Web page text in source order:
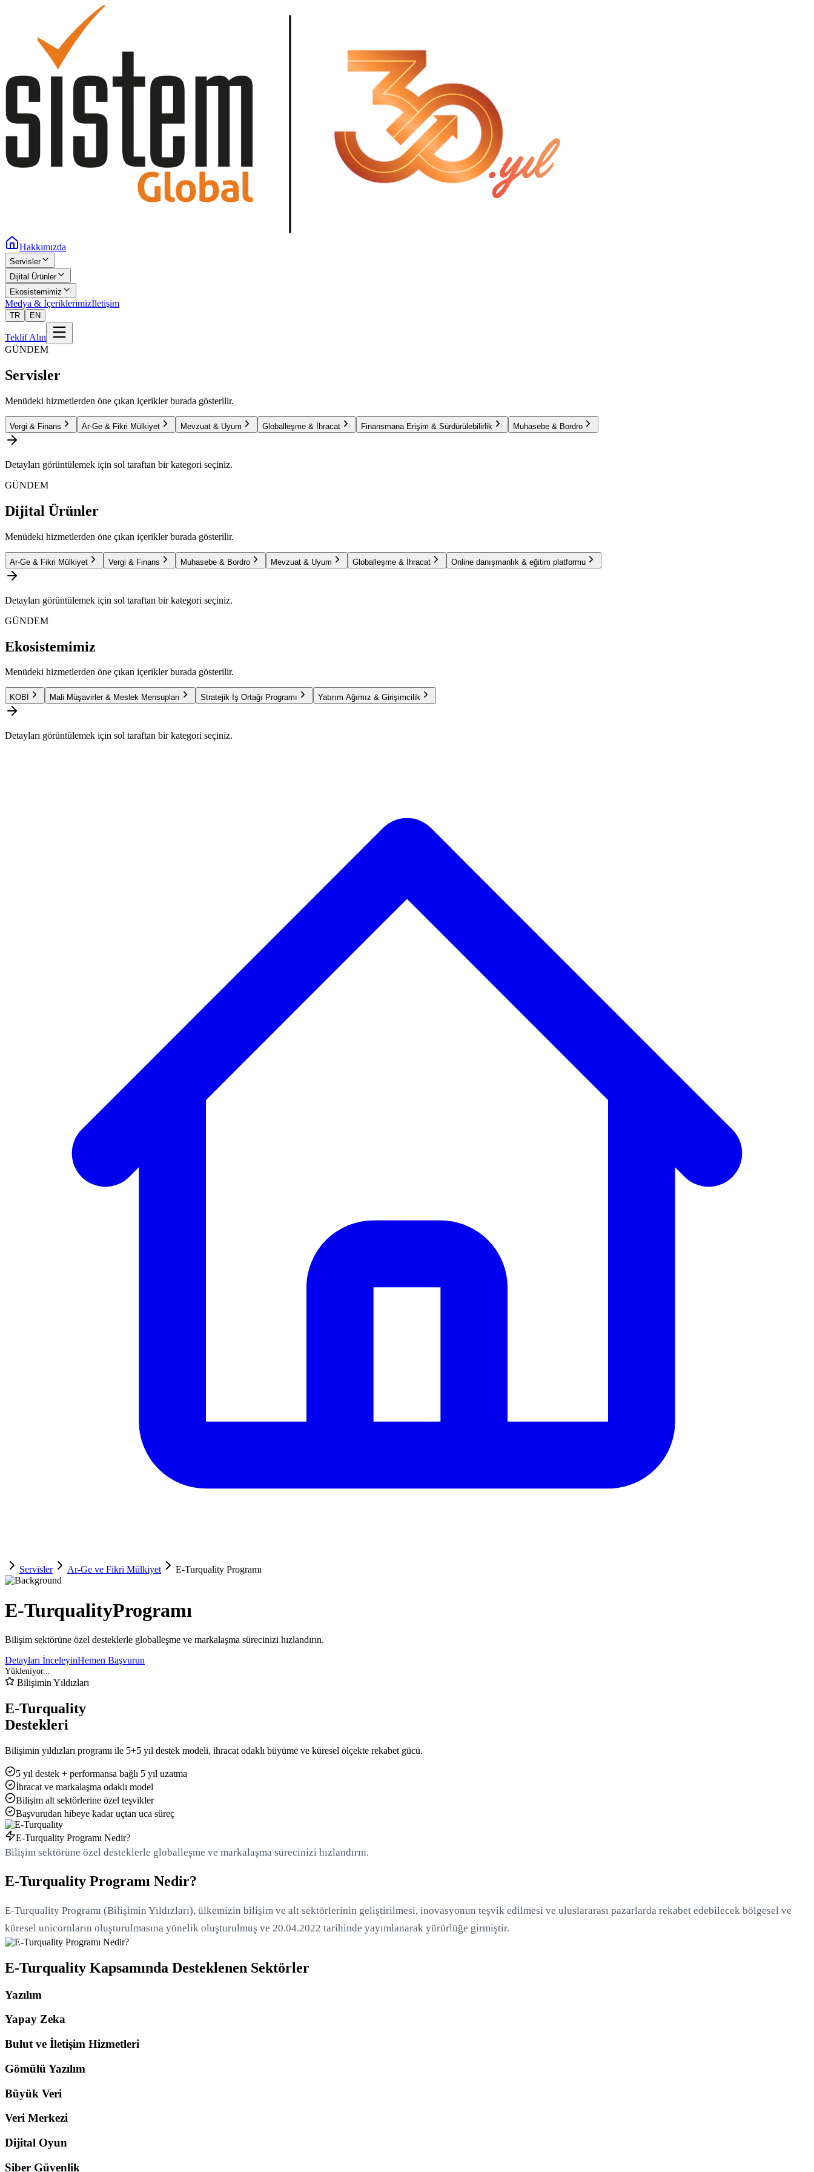
Hakkımızda
Servisler
Dijital Ürünler
Ekosistemimiz
Medya & İçeriklerimizİletişim
TR EN
Teklif Alın
GÜNDEM
Servisler
Menüdeki hizmetlerden öne çıkan içerikler burada gösterilir.
Vergi & Finans Ar-Ge & Fikri Mülkiyet Mevzuat & Uyum Globalleşme & İhracat Finansmana Erişim & Sürdürülebilirlik Muhasebe & Bordro
Detayları görüntülemek için sol taraftan bir kategori seçiniz.
GÜNDEM
Dijital Ürünler
Menüdeki hizmetlerden öne çıkan içerikler burada gösterilir.
Ar-Ge & Fikri Mülkiyet Vergi & Finans Muhasebe & Bordro Mevzuat & Uyum Globalleşme & İhracat Online danışmanlık & eğitim platformu
Detayları görüntülemek için sol taraftan bir kategori seçiniz.
GÜNDEM
Ekosistemimiz
Menüdeki hizmetlerden öne çıkan içerikler burada gösterilir.
KOBİ Mali Müşavirler & Meslek Mensupları Stratejik İş Ortağı Programı Yatırım Ağımız & Girişimcilik
Detayları görüntülemek için sol taraftan bir kategori seçiniz.
Servisler Ar-Ge ve Fikri Mülkiyet E-Turquality Programı
E-TurqualityProgramı
Bilişim sektörüne özel desteklerle globalleşme ve markalaşma sürecinizi hızlandırın.
Detayları İnceleyinHemen Başvurun
Bilişimin Yıldızları
E-Turquality
Destekleri
Bilişimin yıldızları programı ile 5+5 yıl destek modeli, ihracat odaklı büyüme ve küresel ölçekte rekabet gücü.
5 yıl destek + performansa bağlı 5 yıl uzatma
İhracat ve markalaşma odaklı model
Bilişim alt sektörlerine özel teşvikler
Başvurudan hibeye kadar uçtan uca süreç
E-Turquality Programı Nedir?
Bilişim sektörüne özel desteklerle globalleşme ve markalaşma sürecinizi hızlandırın.
E-Turquality Programı Nedir?
E-Turquality Programı (Bilişimin Yıldızları), ülkemizin bilişim ve alt sektörlerinin geliştirilmesi, inovasyonun teşvik edilmesi ve uluslararası pazarlarda rekabet edebilecek bölgesel ve
küresel unicornların oluşturulmasına yönelik oluşturulmuş ve 20.04.2022 tarihinde yayımlanarak yürürlüğe girmiştir.
E-Turquality Kapsamında Desteklenen Sektörler
Yazılım
Yapay Zeka
Bulut ve İletişim Hizmetleri
Gömülü Yazılım
Büyük Veri
Veri Merkezi
Dijital Oyun
Siber Güvenlik